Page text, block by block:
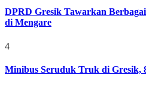
DPRD Gresik Tawarkan
di Mengare
4
Minibus Seruduk Truk di Gresik,